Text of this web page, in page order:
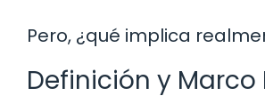
Pero, ¿qué implica
Definición y Marco